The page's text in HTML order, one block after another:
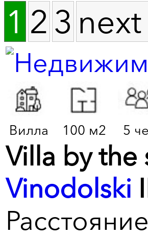
1 2 3
Вилла 100 м2 5
Villa by the
Vinodolski